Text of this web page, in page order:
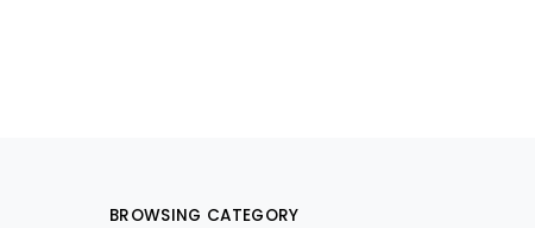
BROWSING CATEGORY